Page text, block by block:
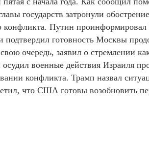
государств затронули
конфликта. Путин
готовность Москвы
очередь, заявил о стремлении
военные действия Израиля
конфликта. Трамп назвал
что США готовы возобновить